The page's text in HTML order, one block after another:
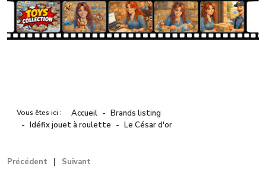
Vous êtes ici : Accueil
Brands listing
Idéfix jouet à roulette
Le César d'or
Précédent Suivant